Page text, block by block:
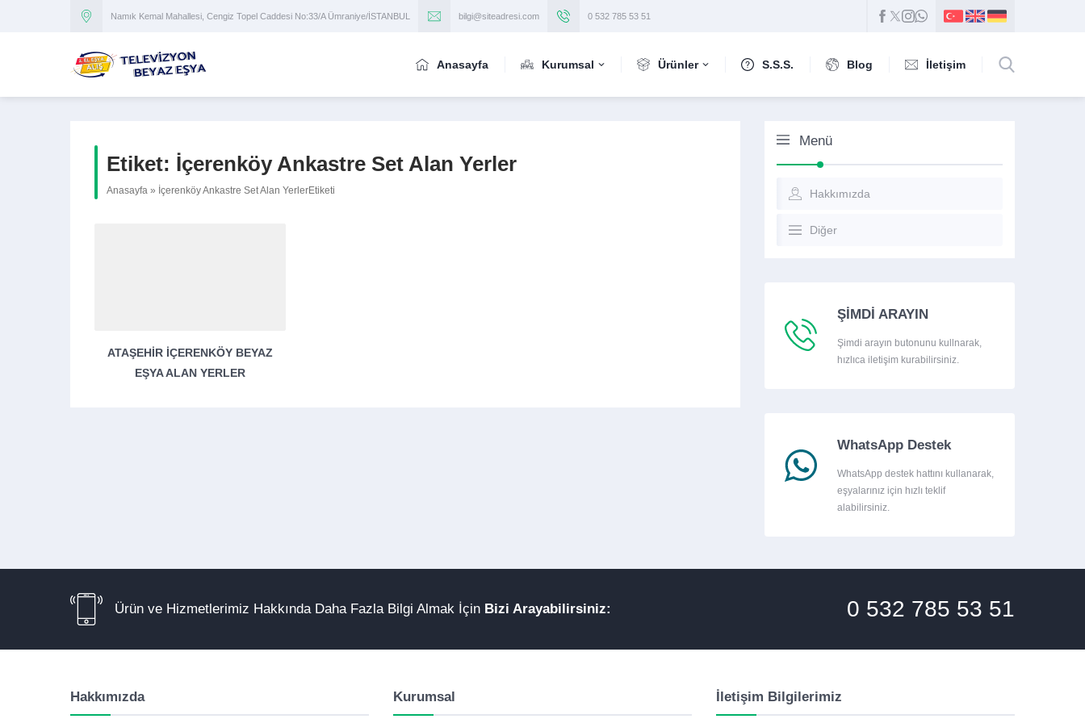
Namık Kemal Mahallesi, Cengiz Topel Caddesi No:33/A Ümraniye/İSTANBUL bilgi@siteadresi.com 0 532 785 53 51
Anasayfa Kurumsal Ürünler S.S.S. Blog İletişim
Etiket: İçerenköy Ankastre Set Alan Yerler
Anasayfa » İçerenköy Ankastre Set Alan YerlerEtiketi
ATAŞEHIR İÇERENKÖY BEYAZ
EŞYA ALAN YERLER
Menü
Hakkımızda
Diğer
ŞİMDİ ARAYIN
Şimdi arayın butonunu kullnarak,
hızlıca iletişim kurabilirsiniz.
WhatsApp Destek
WhatsApp destek hattını kullanarak,
eşyalarınız için hızlı teklif
alabilirsiniz.
Ürün ve Hizmetlerimiz Hakkında Daha Fazla Bilgi Almak İçin Bizi Arayabilirsiniz: 0 532 785 53 51
Hakkımızda Kurumsal İletişim Bilgilerimiz